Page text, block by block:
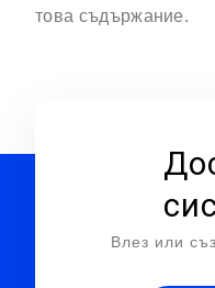
това съдържание.
Влез или